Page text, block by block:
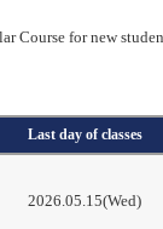
Course for new
Last day of classes
2026.05.15(Wed)